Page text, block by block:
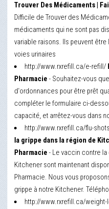
Trouver Des Médicaments |
Difficile de Trouver des
médicaments qui ne sont pas
variable raisons. Ils peuvent
voies urinaires
http://www.rxrefill.ca/e-refill/
Pharmacie - Souhaitez-vous
d'ordonnances pour être prêt
compléter le formulaire ci-
capacité, et arrêtez-vous dans
http://www.rxrefill.ca/flu-
la grippe dans la région de
Pharmacie - Le vaccin contre
Kitchener sont maintenant
Pharmacie. Nous vous
grippe à notre Kitchener.
http://www.rxrefill.ca/